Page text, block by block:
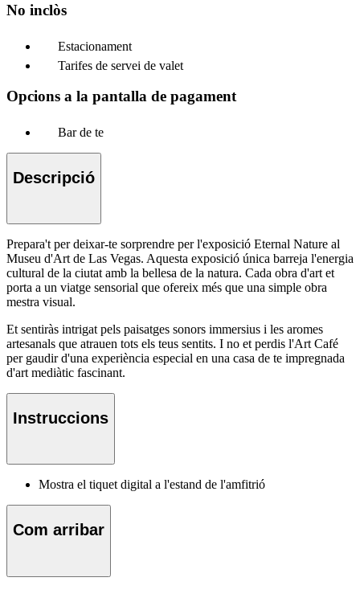
No inclòs
Estacionament
Tarifes de servei de valet
Opcions a la pantalla de pagament
Bar de te
Descripció
Prepara't per deixar-te sorprendre per l'exposició Eternal Nature al
Museu d'Art de Las Vegas. Aquesta exposició única barreja l'energia
cultural de la ciutat amb la bellesa de la natura. Cada obra d'art et
porta a un viatge sensorial que ofereix més que una simple obra
mestra visual.
Et sentiràs intrigat pels paisatges sonors immersius i les aromes
artesanals que atrauen tots els teus sentits. I no et perdis l'Art Café
per gaudir d'una experiència especial en una casa de te impregnada
d'art mediàtic fascinant.
Instruccions
Mostra el tiquet digital a l'estand de l'amfitrió
Com arribar